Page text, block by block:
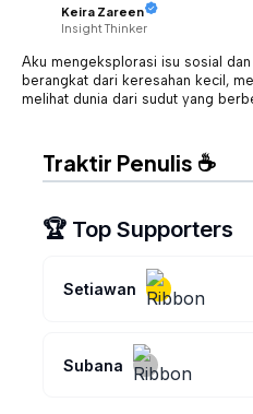
Keira Zareen
Insight Thinker
Aku mengeksplorasi isu sosial
berangkat dari keresahan kecil,
melihat dunia dari sudut yang
Traktir Penulis ☕
🏆 Top Supporters
Setiawan
Subana